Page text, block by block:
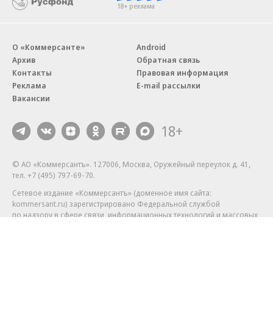
18+ реклама
О «Коммерсанте»
Архив
Контакты
Реклама
Вакансии
Android
Обратная связь
Правовая информация
E-mail рассылки
18+
© АО «Коммерсантъ». 127006, Москва, Оружейный переулок д. 41,
тел. +7 (495) 797-69-70.
Сетевое издание «Коммерсантъ» (доменное имя сайта:
kommersant.ru) зарегистрировано Федеральной службой
по надзору в сфере связи, информационных технологий и массовых